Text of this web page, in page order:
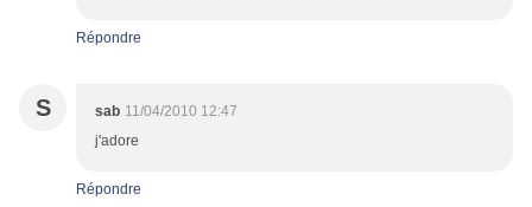
Répondre
S sab 11/04/2010 12:47
j'adore
Répondre